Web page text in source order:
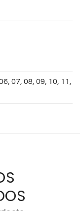
07, 08, 09, 10, 11,